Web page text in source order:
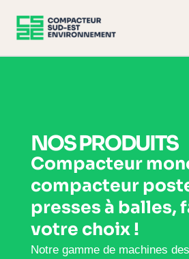
NOS PRODUITS
Compacteur
compacteur
presses à balles,
votre choix !
Notre gamme de machines